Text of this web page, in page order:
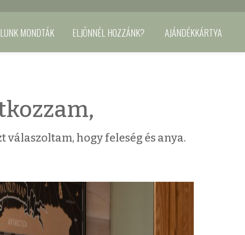
MONDTÁK ELJÖNNÉL HOZZÁNK? AJÁNDÉKKÁRTYA
hogy feleség és anya.